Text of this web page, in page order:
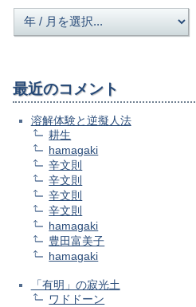
最近のコメント
溶解体験と逆擬人法
耕生
hamagaki
辛文則
辛文則
辛文則
辛文則
hamagaki
豊田富美子
hamagaki
「有明」の寂光土
ワドドーン